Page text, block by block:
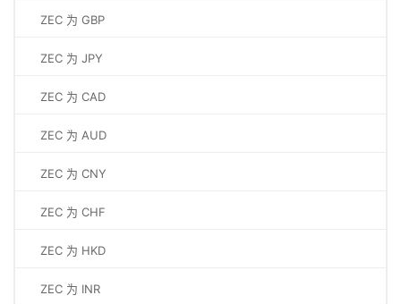
ZEC 为 GBP
ZEC 为 JPY
ZEC 为 CAD
ZEC 为 AUD
ZEC 为 CNY
ZEC 为 CHF
ZEC 为 HKD
ZEC 为 INR